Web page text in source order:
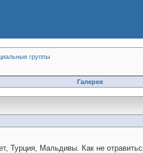
группы
Галерея
Турция, Мальдивы. Как не